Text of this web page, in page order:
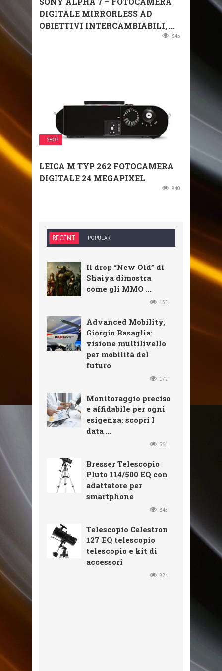
DIGITALE MIRRORLESS AD
OBIETTIVI INTERCAMBIABILI, ...
845
SHOP
LEICA M TYP 262 FOTOCAMERA
DIGITALE 24 MEGAPIXEL
840
RECENT POPULAR
Il drop “New Old” di
Shaiya dimostra
come gli MMO ...
135
Advanced Mobility,
Giorgio Basaglia:
visione multilivello
per mobilità del
futuro
172
Monitoraggio preciso
e affidabile per ogni
esigenza: scopri I
data ...
561
Bresser Telescopio
Pluto 114/500 EQ con
adattatore per
smartphone
843
Telescopio Celestron
127 EQ telescopio
telescopio e kit di
accessori
824